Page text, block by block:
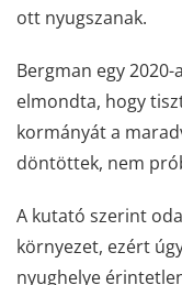
ott nyugszanak.
Bergman egy
elmondta, hogy
kormányát a
döntöttek, nem
A kutató szerint
környezet, ezért
nyughelye